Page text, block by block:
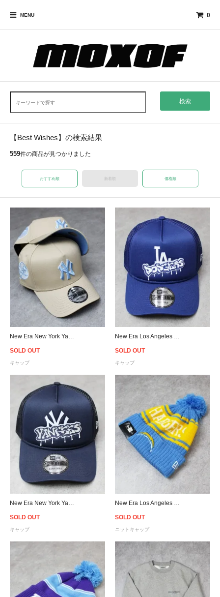
MENU 0
検索
【Best Wishes】の検索結果
559件の商品が見つかりました
おすすめ順 新着順 価格順
SOLD OUT
キャップ
SOLD OUT
キャップ
SOLD OUT
キャップ
SOLD OUT
ニットキャップ